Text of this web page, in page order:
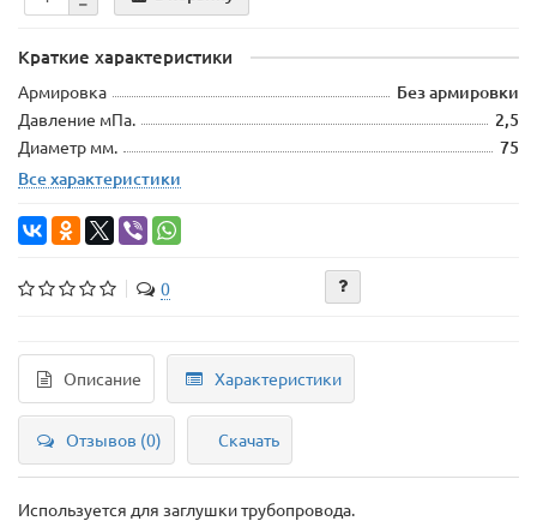
Краткие характеристики
Армировка Без армировки
Давление мПа. 2,5
Диаметр мм.
75
Все характеристики
0
Описание Характеристики
Отзывов (0) Скачать
Используется для заглушки трубопровода.